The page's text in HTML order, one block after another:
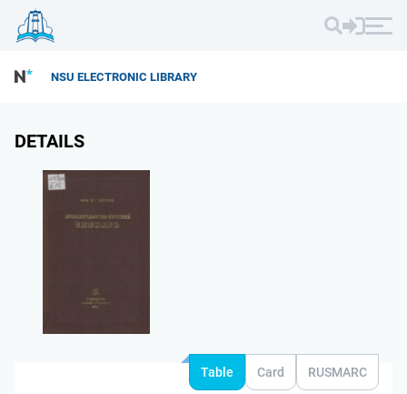
NSU ELECTRONIC LIBRARY
DETAILS
Table Card RUSMARC